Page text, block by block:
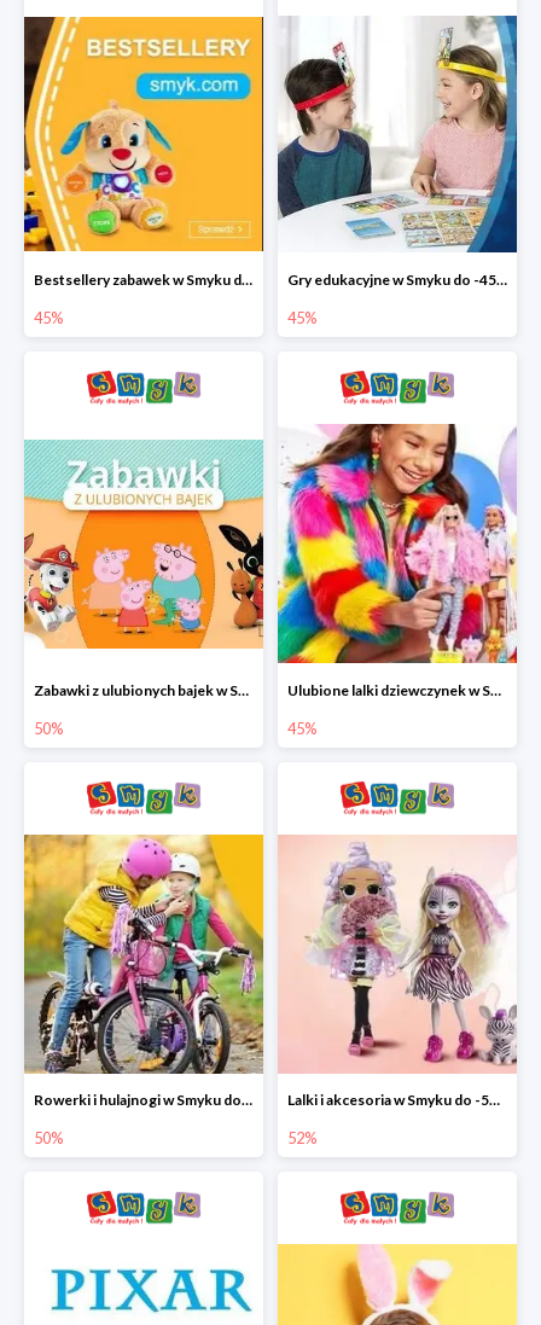
Bestsellery zabawek w Smyku do -45%
45%
Gry edukacyjne w Smyku do -45%
45%
Zabawki z ulubionych bajek w Smyku do -50%
50%
Ulubione lalki dziewczynek w Smyku do -45%
45%
Rowerki i hulajnogi w Smyku do -50%
50%
Lalki i akcesoria w Smyku do -52%
52%